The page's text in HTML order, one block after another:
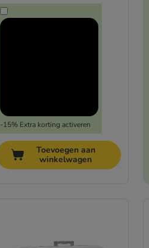
-15% Extra korting activeren
Toevoegen aan
winkelwagen